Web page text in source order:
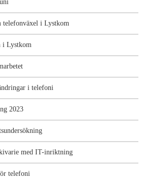
telefonväxel i Lystkom
i Lystkom
i telefoni
2023
med IT-inriktning
telefoni